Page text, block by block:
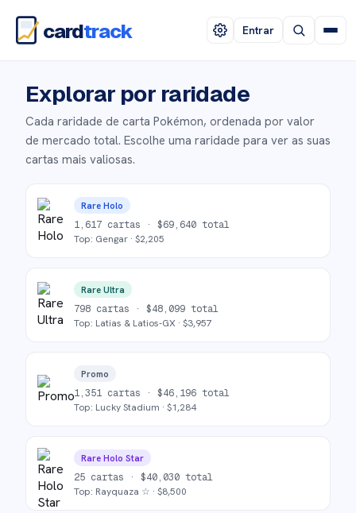
cardtrack Entrar
Explorar por raridade
Cada raridade de carta Pokémon, ordenada por valor
de mercado total. Escolhe uma raridade para ver as suas
cartas mais valiosas.
Rare Holo
1,617 cartas · $69,640 total
Top: Gengar · $2,205
Rare Ultra
798 cartas · $48,099 total
Top: Latias & Latios-GX · $3,957
Promo
1,351 cartas · $46,196 total
Top: Lucky Stadium · $1,284
Rare Holo Star
25 cartas · $40,030 total
Top: Rayquaza ☆ · $8,500